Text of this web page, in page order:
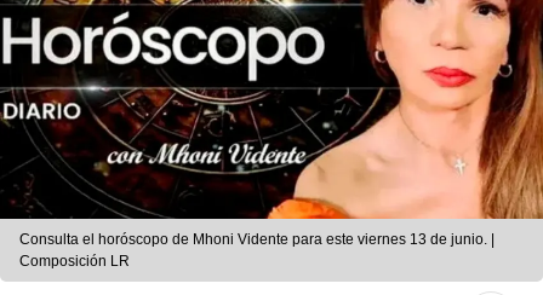
Consulta el horóscopo de Mhoni Vidente para este viernes 13 de junio. |
Composición LR